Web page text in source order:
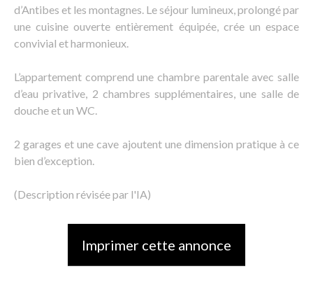
d’Antibes et les montagnes. Le séjour lumineux, prolongé par
une cuisine ouverte entièrement équipée, crée un espace
convivial et harmonieux.
L’appartement comprend une chambre parentale avec salle
d’eau privative, 2 chambres supplémentaires, une salle de
douche et un WC.
2 garages et une cave ajoutent une dimension pratique à ce
bien d’exception.
(Description révisée par l'IA)
Imprimer cette annonce